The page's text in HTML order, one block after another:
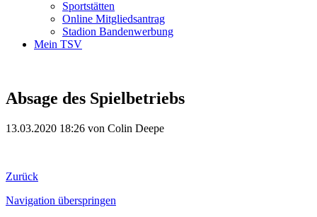
Sportstätten
Online Mitgliedsantrag
Stadion Bandenwerbung
Mein TSV
Absage des Spielbetriebs
13.03.2020 18:26 von Colin Deepe
Zurück
Navigation überspringen